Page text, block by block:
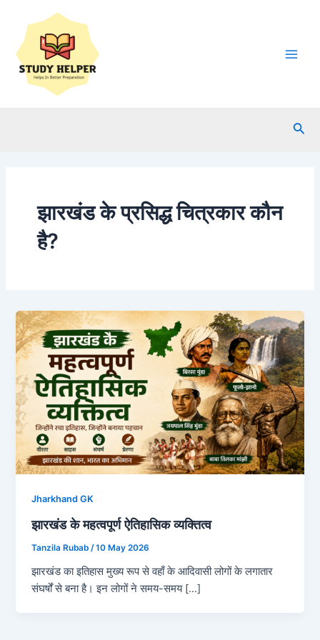
content
झारखंड के प्रसिद्ध चित्रकार कौन
है?
Jharkhand GK
झारखंड के महत्वपूर्ण ऐतिहासिक व्यक्तित्व
Tanzila Rubab /10 May 2026
झारखंड का इतिहास मुख्य रूप से वहाँ के आदिवासी लोगों के लगातार
संघर्षों से बना है। इन लोगों ने समय-समय […]